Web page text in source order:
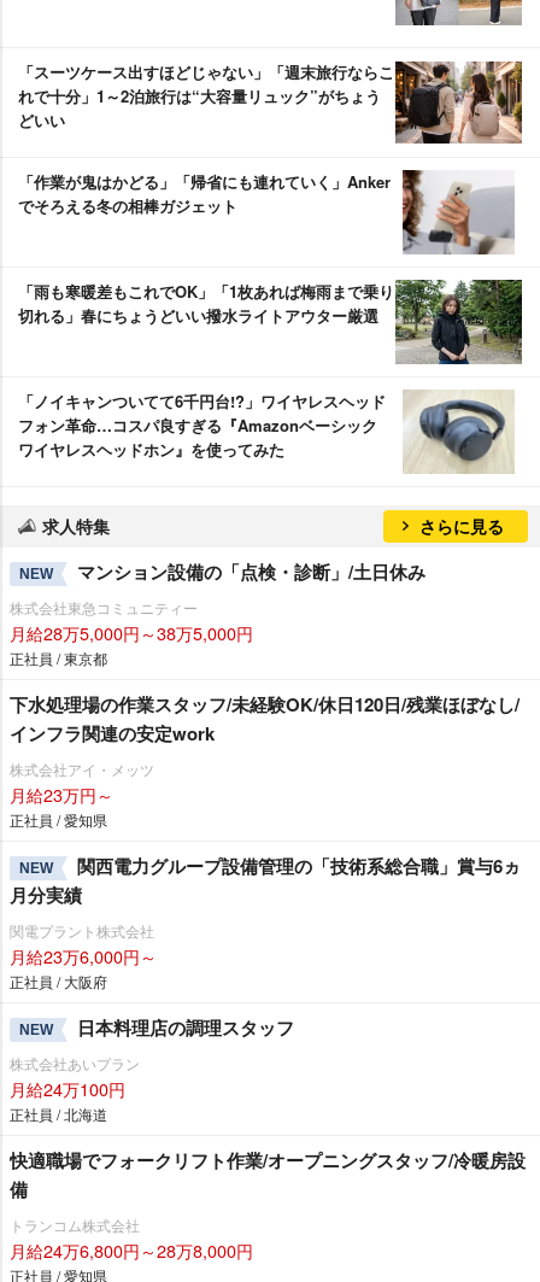
「スーツケース出すほどじゃない」「週末旅行ならこ
れで十分」1～2泊旅行は“大容量リュック”がちょう
どいい
「作業が鬼はかどる」「帰省にも連れていく」Anker
でそろえる冬の相棒ガジェット
「雨も寒暖差もこれでOK」「1枚あれば梅雨まで乗り
切れる」春にちょうどいい撥水ライトアウター厳選
「ノイキャンついてて6千円台!?」ワイヤレスヘッド
フォン革命…コスパ良すぎる『Amazonベーシック
ワイヤレスヘッドホン』を使ってみた
求人特集 さらに見る
NEW マンション設備の「点検・診断」/土日休み
株式会社東急コミュニティー
月給28万5,000円～38万5,000円
正社員 / 東京都
下水処理場の作業スタッフ/未経験OK/休日120日/残業ほぼなし/
インフラ関連の安定work
株式会社アイ・メッツ
月給23万円～
正社員 / 愛知県
NEW
関西電力グループ設備管理の「技術系総合職」賞与6ヵ
月分実績
関電プラント株式会社
月給23万6,000円～
正社員 / 大阪府
NEW 日本料理店の調理スタッフ
株式会社あいプラン
月給24万100円
正社員 / 北海道
快適職場でフォークリフト作業/オープニングスタッフ/冷暖房設
備
トランコム株式会社
月給24万6,800円～28万8,000円
正社員 / 愛知県